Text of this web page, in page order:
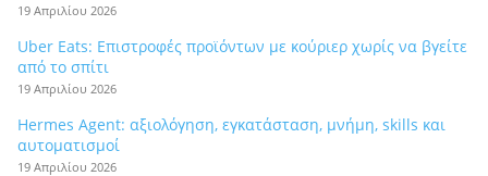
19 Απριλίου 2026
Uber Eats: Επιστροφές προϊόντων με κούριερ χωρίς να βγείτε
από το σπίτι
19 Απριλίου 2026
Hermes Agent: αξιολόγηση, εγκατάσταση, μνήμη, skills και
αυτοματισμοί
19 Απριλίου 2026